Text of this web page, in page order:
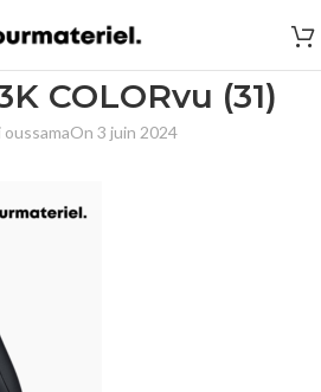
COLORvu (31)
On 3 juin 2024